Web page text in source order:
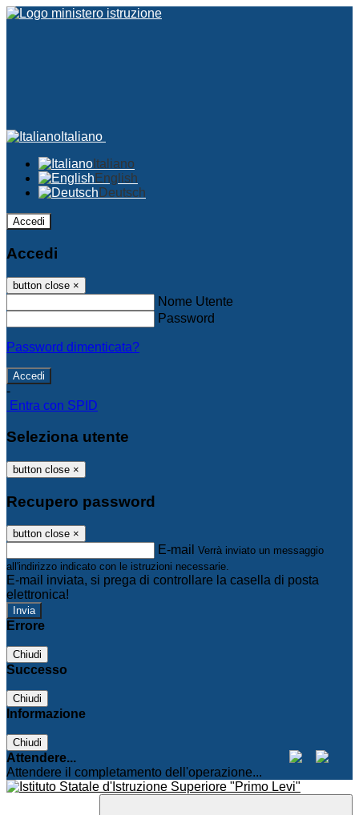
Italiano
Italiano
English
Deutsch
Accedi
Accedi
button close ×
Nome Utente
Password
Password dimenticata?
-
Entra con SPID
Seleziona utente
button close ×
Recupero password
button close ×
E-mail Verrà inviato un messaggio
all'indirizzo indicato con le istruzioni necessarie.
E-mail inviata, si prega di controllare la casella di posta
elettronica!
Errore
Chiudi
Successo
Chiudi
Informazione
Chiudi
Attendere...
Attendere il completamento dell'operazione...